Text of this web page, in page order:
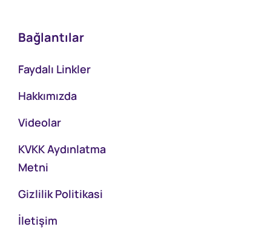
Bağlantılar
Faydalı Linkler
Hakkımızda
Videolar
KVKK Aydınlatma
Metni
Gizlilik Politikasi
İletişim